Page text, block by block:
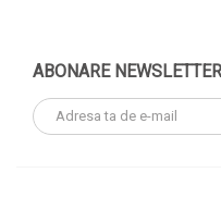
ABONARE NEWSLETTER